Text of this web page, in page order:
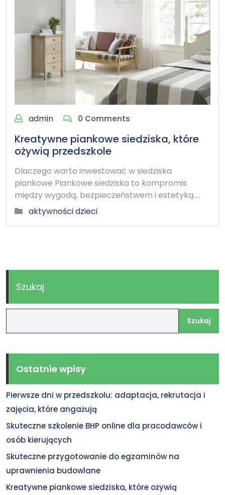
admin 0 Comments
Kreatywne piankowe siedziska, które
ożywią przedszkole
Dlaczego warto inwestować w siedziska
piankowe Piankowe siedziska to kompromis
między wygodą, bezpieczeństwem i estetyką.…
aktywności dzieci
Szukaj
Szukaj
Ostatnie wpisy
Pierwsze dni w przedszkolu: adaptacja, rekrutacja i
zajęcia, które angażują
Skuteczne szkolenie BHP online dla pracodawców i
osób kierujących
Skuteczne przygotowanie do egzaminów na
uprawnienia budowlane
Kreatywne piankowe siedziska, które ożywią